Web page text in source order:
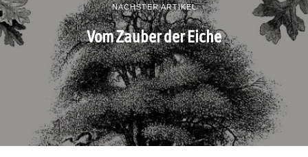
NÄCHSTER ARTIKEL
Vom Zauber der Eiche